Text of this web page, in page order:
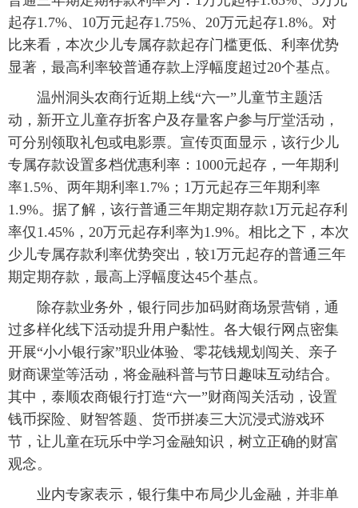
起存1.7%、10万元起存1.75%、20万元起存1.8%。对
比来看，本次少儿专属存款起存门槛更低、利率优势
显著，最高利率较普通存款上浮幅度超过20个基点。
温州洞头农商行近期上线“六一”儿童节主题活
动，新开立儿童存折客户及存量客户参与厅堂活动，
可分别领取礼包或电影票。宣传页面显示，该行少儿
专属存款设置多档优惠利率：1000元起存，一年期利
率1.5%、两年期利率1.7%；1万元起存三年期利率
1.9%。据了解，该行普通三年期定期存款1万元起存利
率仅1.45%，20万元起存利率为1.9%。相比之下，本次
少儿专属存款利率优势突出，较1万元起存的普通三年
期定期存款，最高上浮幅度达45个基点。
除存款业务外，银行同步加码财商场景营销，通
过多样化线下活动提升用户黏性。各大银行网点密集
开展“小小银行家”职业体验、零花钱规划闯关、亲子
财商课堂等活动，将金融科普与节日趣味互动结合。
其中，泰顺农商银行打造“六一”财商闯关活动，设置
钱币探险、财智答题、货币拼凑三大沉浸式游戏环
节，让儿童在玩乐中学习金融知识，树立正确的财富
观念。
业内专家表示，银行集中布局少儿金融，并非单